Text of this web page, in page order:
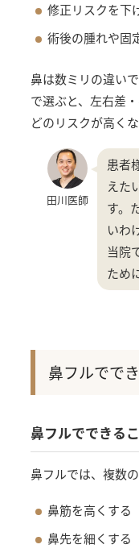
修正リスクを下
術後の腫れや固
鼻は数ミリの違い
で選ぶと、左右差
どのリスクが高くな
田川医師
患者
えた
す。
いわ
当院
ため
鼻フルでで
鼻フルでできる
鼻フルでは、複数
鼻筋を高くする
鼻先を細くする